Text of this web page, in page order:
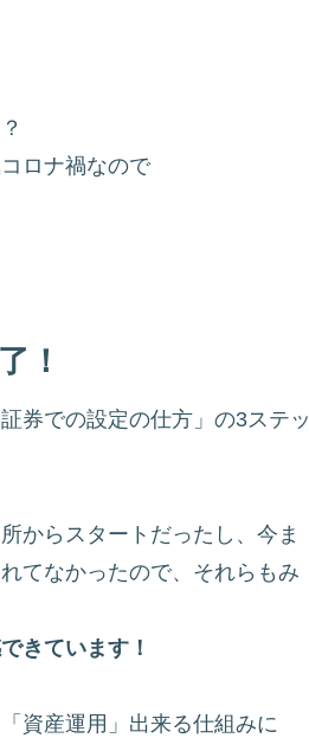
ロナ禍なので
！
券での設定の仕方」の3ステッ
からスタートだったし、今ま
てなかったので、それらもみ
きています！
資産運用」出来る仕組みに